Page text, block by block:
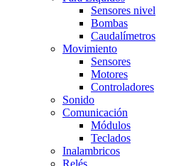
Sensores nivel
Bombas
Caudalímetros
Movimiento
Sensores
Motores
Controladores
Sonido
Comunicación
Módulos
Teclados
Inalambricos
Relés